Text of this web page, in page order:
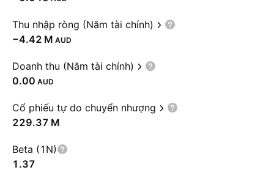
Thu nhập ròng (Năm tài chính)
‪−4.42 M‬ AUD
Doanh thu (Năm tài chính)
0.00 AUD
Cổ phiếu tự do chuyển nhượng
‪229.37 M‬
Beta (1N)
1.37